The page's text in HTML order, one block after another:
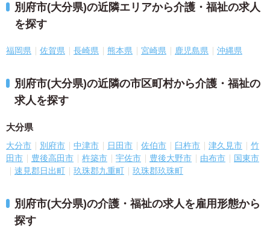
別府市(大分県)の近隣エリアから介護・福祉の求人
を探す
福岡県 佐賀県 長崎県 熊本県 宮崎県 鹿児島県 沖縄県
別府市(大分県)の近隣の市区町村から介護・福祉の
求人を探す
大分県
大分市 別府市 中津市 日田市 佐伯市 臼杵市 津久見市
竹
田市
豊後高田市 杵築市 宇佐市 豊後大野市 由布市
国東市
速見郡日出町
玖珠郡九重町 玖珠郡玖珠町
別府市(大分県)の介護・福祉の求人を雇用形態から
探す